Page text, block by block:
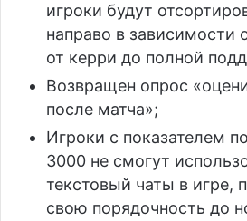
игроки будут
направо в зависимости
от керри до полной
Возвращен опрос
после матча»;
Игроки с показателем
3000 не смогут
текстовый чаты в игре,
свою порядочность до